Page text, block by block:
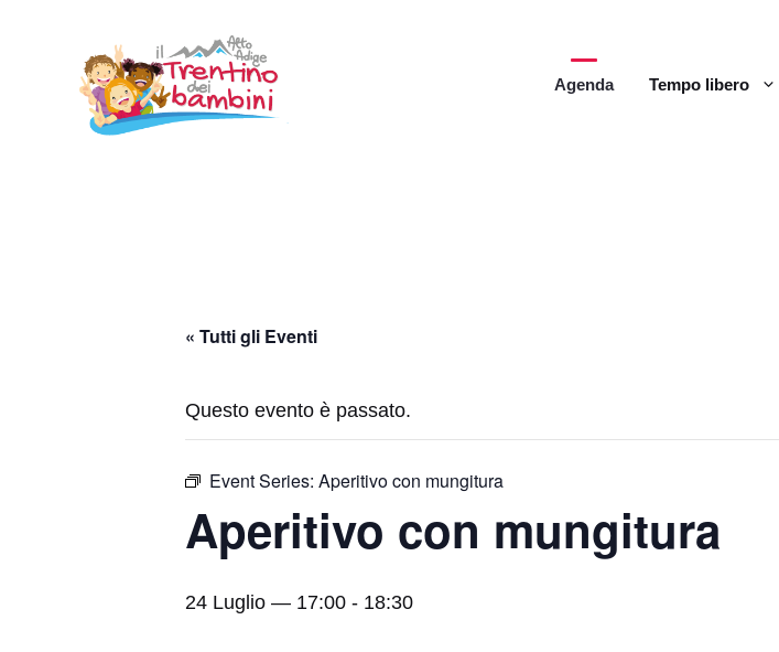
contenuto
Agenda Tempo libero
« Tutti gli Eventi
Questo evento è passato.
Event Series: Aperitivo con mungitura
Aperitivo con mungitura
24 Luglio — 17:00 - 18:30